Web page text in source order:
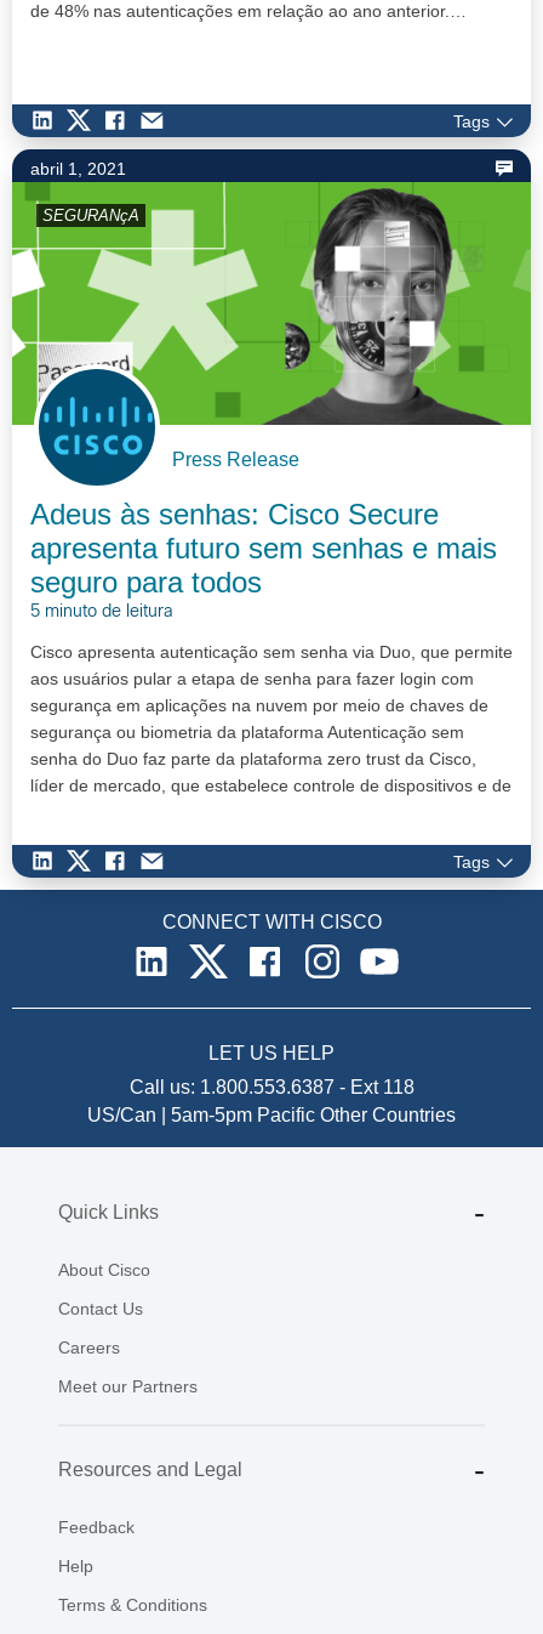
de 48% nas autenticações em relação ao ano anterior.…
Tags
abril 1, 2021
SEGURANçA
Press Release
Adeus às senhas: Cisco Secure
apresenta futuro sem senhas e mais
seguro para todos
5 minuto de leitura
Cisco apresenta autenticação sem senha via Duo, que permite
aos usuários pular a etapa de senha para fazer login com
segurança em aplicações na nuvem por meio de chaves de
segurança ou biometria da plataforma Autenticação sem
senha do Duo faz parte da plataforma zero trust da Cisco,
líder de mercado, que estabelece controle de dispositivos e de
Tags
CONNECT WITH CISCO
LET US HELP
Call us: 1.800.553.6387 - Ext 118
US/Can | 5am-5pm Pacific Other Countries